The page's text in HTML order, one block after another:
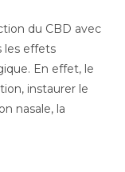
du CBD avec
les effets
En effet, le
instaurer le
nasale, la